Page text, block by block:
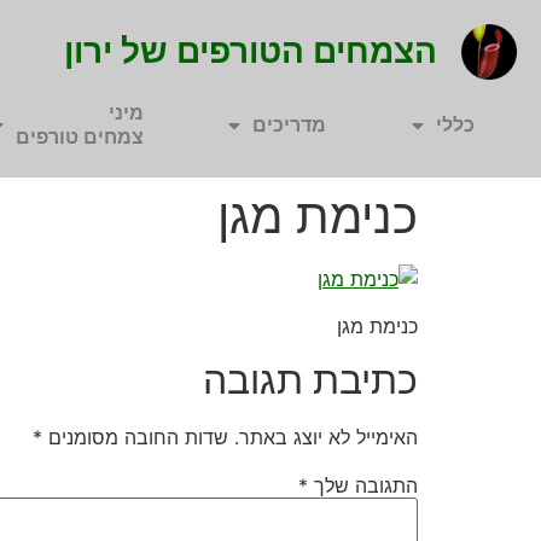
הצמחים הטורפים של ירון
כללי מדריכים
מיני
צמחים טורפים
כנימת מגן
כנימת מגן
כתיבת תגובה
האימייל לא יוצג באתר. שדות החובה מסומנים *
התגובה שלך *